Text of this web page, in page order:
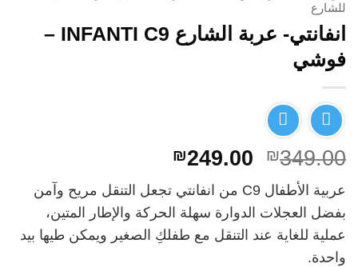
للشارع
انفانتي- عربة الشارع INFANTI C9 –
فوشي
₪349.00
السعر
الأصلي
هو:
₪349.00.
₪249.00 السعر
الحالي
هو:
₪249.00.
عربية الأطفال C9 من انفانتي تجعل التنقل مريح وآمن
بفضل العجلات الدوارة سهلة الحركة والإطار المتين،
عملية للغاية عند التنقل مع طفلكِ الصغير ويمكن طيها بيد
واحدة.